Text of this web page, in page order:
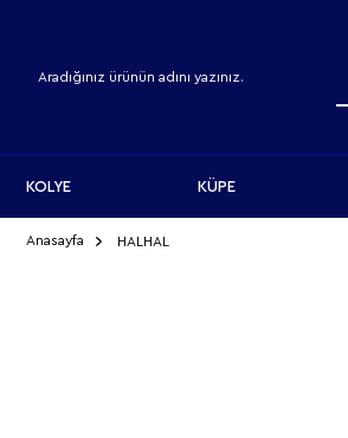
KOLYE KÜPE
Anasayfa HALHAL